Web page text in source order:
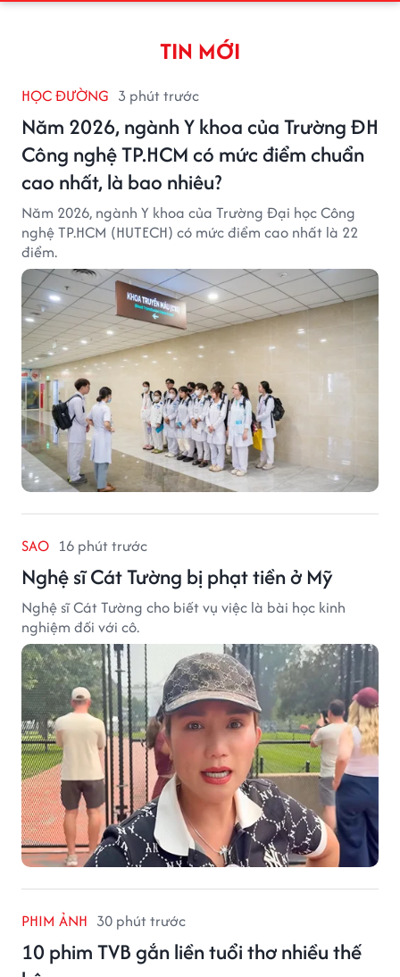
TIN MỚI
HỌC ĐƯỜNG 3 phút trước
Năm 2026, ngành Y khoa của Trường ĐH
Công nghệ TP.HCM có mức điểm chuẩn
cao nhất, là bao nhiêu?
Năm 2026, ngành Y khoa của Trường Đại học Công
nghệ TP.HCM (HUTECH) có mức điểm cao nhất là 22
điểm.
SAO 16 phút trước
Nghệ sĩ Cát Tường bị phạt tiền ở Mỹ
Nghệ sĩ Cát Tường cho biết vụ việc là bài học kinh
nghiệm đối với cô.
PHIM ẢNH 30 phút trước
10 phim TVB gắn liền tuổi thơ nhiều thế